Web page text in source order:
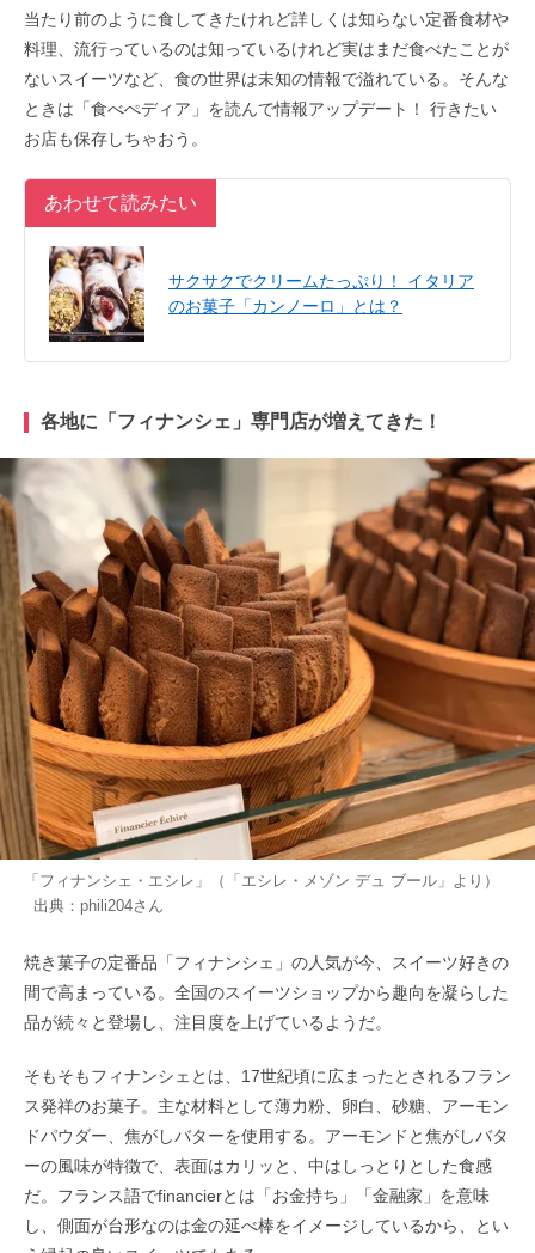
当たり前のように食してきたけれど詳しくは知らない定番食材や
料理、流行っているのは知っているけれど実はまだ食べたことが
ないスイーツなど、食の世界は未知の情報で溢れている。そんな
ときは「食べぺディア」を読んで情報アップデート！ 行きたい
お店も保存しちゃおう。
あわせて読みたい
サクサクでクリームたっぷり！ イタリア
のお菓子「カンノーロ」とは？
各地に「フィナンシェ」専門店が増えてきた！
「フィナンシェ・エシレ」（「エシレ・メゾン デュ ブール」より）
出典： phili204さん
焼き菓子の定番品「フィナンシェ」の人気が今、スイーツ好きの
間で高まっている。全国のスイーツショップから趣向を凝らした
品が続々と登場し、注目度を上げているようだ。
そもそもフィナンシェとは、17世紀頃に広まったとされるフラン
ス発祥のお菓子。主な材料として薄力粉、卵白、砂糖、アーモン
ドパウダー、焦がしバターを使用する。アーモンドと焦がしバタ
ーの風味が特徴で、表面はカリッと、中はしっとりとした食感
だ。フランス語でfinancierとは「お金持ち」「金融家」を意味
し、側面が台形なのは金の延べ棒をイメージしているから、とい